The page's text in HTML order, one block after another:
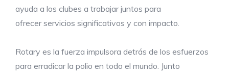
ayuda a los clubes a trabajar juntos para
ofrecer servicios significativos y con impacto.
Rotary es la fuerza impulsora detrás de los esfuerzos
para erradicar la polio en todo el mundo. Junto